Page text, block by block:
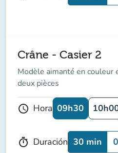
Crâne - Casier 2
Modèle aimanté en
deux pièces
schedule Hora 09h30
timer Duración 30 min